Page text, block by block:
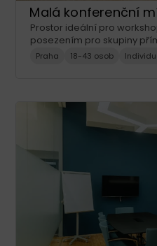
Malá konferenční
Prostor ideální pro
posezením pro skupiny
Praha 18-43 osob